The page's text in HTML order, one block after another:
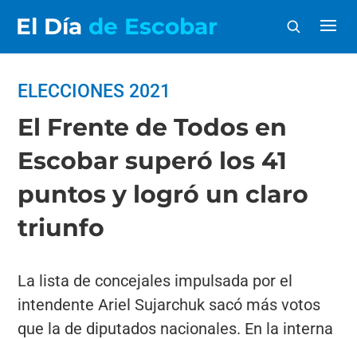
El Día de Escobar
ELECCIONES 2021
El Frente de Todos en
Escobar superó los 41
puntos y logró un claro
triunfo
La lista de concejales impulsada por el
intendente Ariel Sujarchuk sacó más votos
que la de diputados nacionales. En la interna